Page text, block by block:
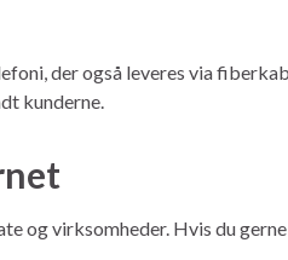
der også leveres via
kunderne.
virksomheder. Hvis du